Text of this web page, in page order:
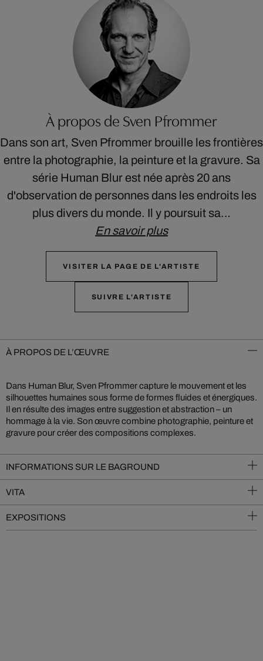
À propos de Sven Pfrommer
Dans son art, Sven Pfrommer brouille les frontières
entre la photographie, la peinture et la gravure. Sa
série Human Blur est née après 20 ans
d'observation de personnes dans les endroits les
plus divers du monde. Il y poursuit sa…
En savoir plus
VISITER LA PAGE DE L'ARTISTE
SUIVRE L'ARTISTE
À PROPOS DE L’ŒUVRE
Dans Human Blur, Sven Pfrommer capture le mouvement et les
silhouettes humaines sous forme de formes fluides et énergiques.
Il en résulte des images entre suggestion et abstraction – un
hommage à la vie. Son œuvre combine photographie, peinture et
gravure pour créer des compositions complexes.
INFORMATIONS SUR LE BAGROUND
VITA
EXPOSITIONS